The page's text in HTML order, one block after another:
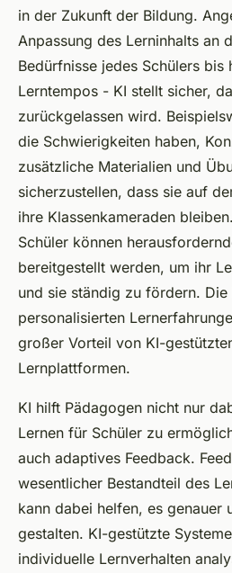
in der Zukunft der Bildung.
Anpassung des Lerninhalts an
Bedürfnisse jedes Schülers bis
Lerntempos - KI stellt sicher,
zurückgelassen wird.
die Schwierigkeiten haben,
zusätzliche Materialien und
sicherzustellen, dass sie auf
ihre Klassenkameraden
Schüler können
bereitgestellt werden, um ihr
und sie ständig zu fördern.
personalisierten
großer Vorteil von KI-
Lernplattformen.
KI hilft Pädagogen nicht nur
Lernen für Schüler zu
auch adaptives Feedback.
wesentlicher Bestandteil des
kann dabei helfen, es genauer
gestalten. KI-gestützte
individuelle Lernverhalten